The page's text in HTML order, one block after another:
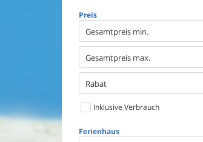
Preis
Gesamtpreis min.
Gesamtpreis max.
Rabat
Inklusive Verbrauch
Ferienhaus